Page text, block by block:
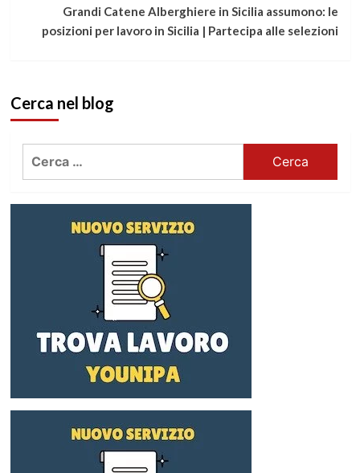
Grandi Catene Alberghiere in Sicilia assumono: le
posizioni per lavoro in Sicilia | Partecipa alle selezioni
Cerca nel blog